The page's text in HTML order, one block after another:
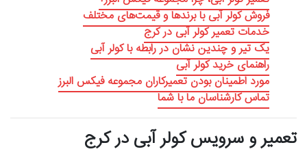
فروش کولر آبی با برندها و قیمت‌های مختلف
خدمات تعمیر کولر آبی در کرج
یک تیر و چندین نشان در رابطه با کولر آبی
راهنمای خرید کولر آبی
مورد اطمینان بودن تعمیرکاران مجموعه فیکس البرز
تماس کارشناسان ما با شما
تعمیر و سرویس کولر آبی در کرج